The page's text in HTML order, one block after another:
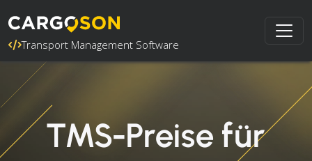
Transport Management Software
TMS-Preise für